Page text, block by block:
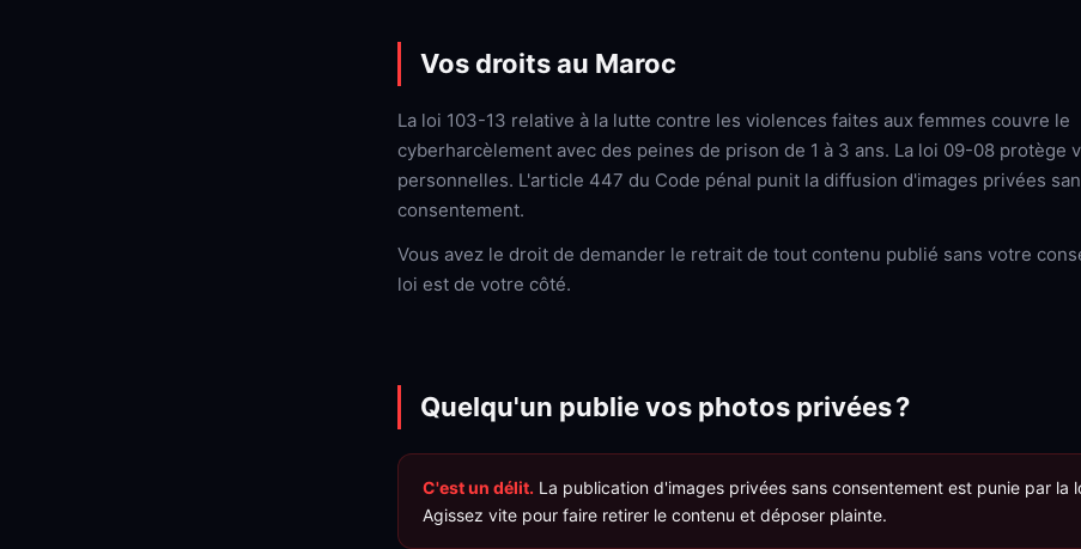
Vos droits au Maroc
La loi 103-13 relative à la lutte contre les violences faites aux femmes couvre le
cyberharcèlement avec des peines de prison de 1 à 3 ans. La loi 09-08 protège
personnelles. L'article 447 du Code pénal punit la diffusion d'images privées
consentement.
Vous avez le droit de demander le retrait de tout contenu publié sans votre
loi est de votre côté.
Quelqu'un publie vos photos privées ?
C'est un délit. La publication d'images privées sans consentement est punie par la
Agissez vite pour faire retirer le contenu et déposer plainte.